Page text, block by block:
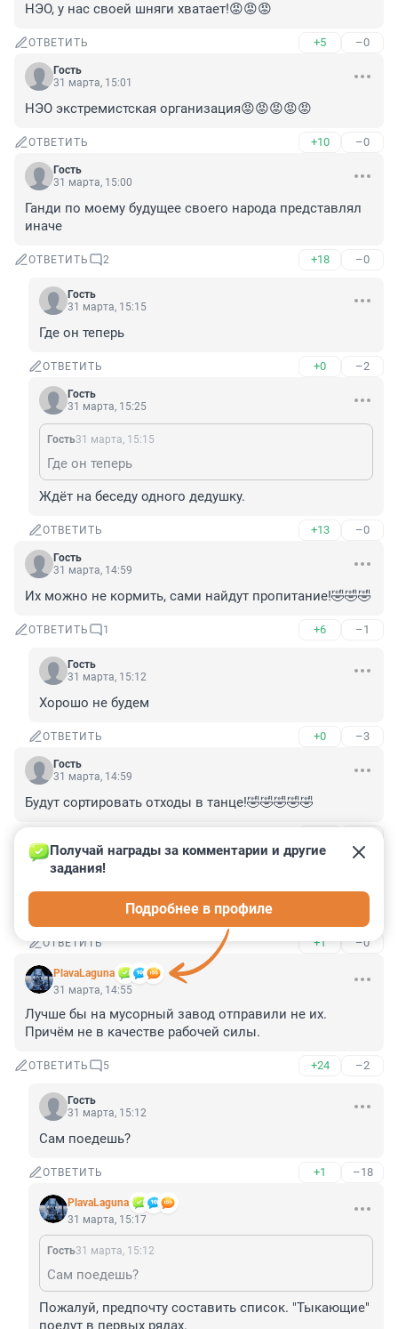
НЭО, у нас своей шняги хватает!😡😡😡
ОТВЕТИТЬ +5 –0
Гость
31 марта, 15:01
НЭО экстремистская организация😡😡😡😡😡
ОТВЕТИТЬ +10 –0
Гость
31 марта, 15:00
Ганди по моему будущее своего народа представлял
иначе
ОТВЕТИТЬ 2 +18 –0
Гость
31 марта, 15:15
Где он теперь
ОТВЕТИТЬ +0 –2
Гость
31 марта, 15:25
Гость31 марта, 15:15
Где он теперь
Ждёт на беседу одного дедушку.
ОТВЕТИТЬ +13 –0
Гость
31 марта, 14:59
Их можно не кормить, сами найдут пропитание!🤣🤣🤣
ОТВЕТИТЬ 1 +6 –1
Гость
31 марта, 15:12
Хорошо не будем
ОТВЕТИТЬ +0 –3
Гость
31 марта, 14:59
Будут сортировать отходы в танце!🤣🤣🤣🤣🤣
Гость
ОТВЕТИТЬ +1 –0
PlavaLaguna
Получай награды за комментарии и другие
задания!
Подробнее в профиле
31 марта, 14:55
Лучше бы на мусорный завод отправили не их.
Причём не в качестве рабочей силы.
ОТВЕТИТЬ 5 +24 –2
Гость
31 марта, 15:12
Сам поедешь?
ОТВЕТИТЬ +1 –18
PlavaLaguna
31 марта, 15:17
Гость31 марта, 15:12
Сам поедешь?
Пожалуй, предпочту составить список. "Тыкающие"
поедут в первых рядах.